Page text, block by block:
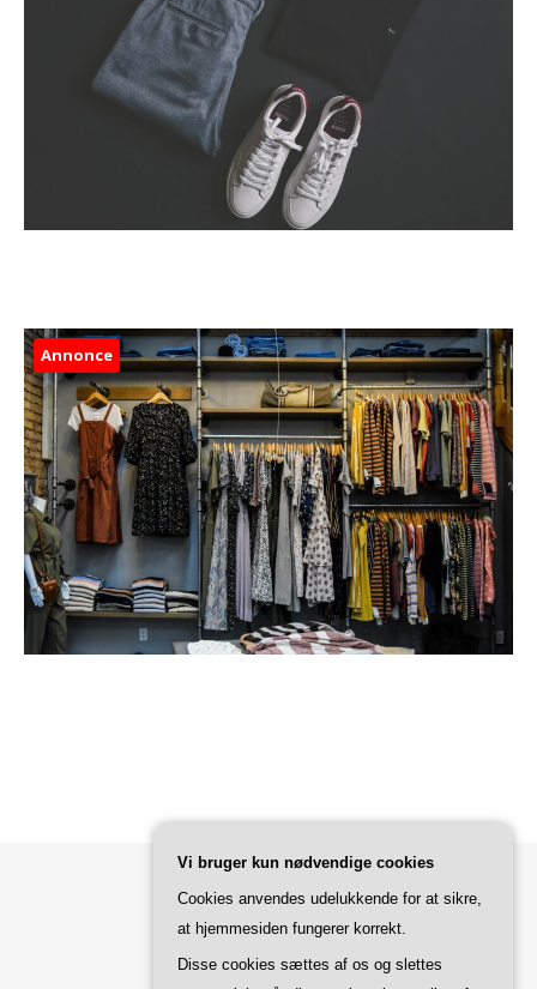
Annonce
Bard Tema afWP Royal .
Vi bruger kun nødvendige cookies
Cookies anvendes udelukkende for at sikre,
at hjemmesiden fungerer korrekt.
Disse cookies sættes af os og slettes